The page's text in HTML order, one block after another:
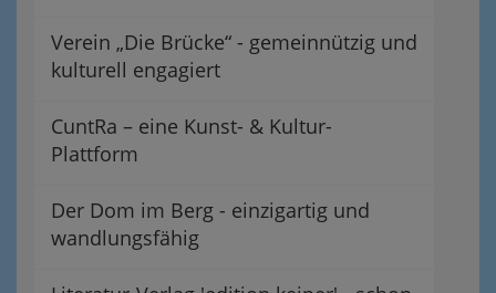
Verein „Die Brücke“ - gemeinnützig und
kulturell engagiert
CuntRa – eine Kunst- & Kultur-
Plattform
Der Dom im Berg - einzigartig und
wandlungsfähig